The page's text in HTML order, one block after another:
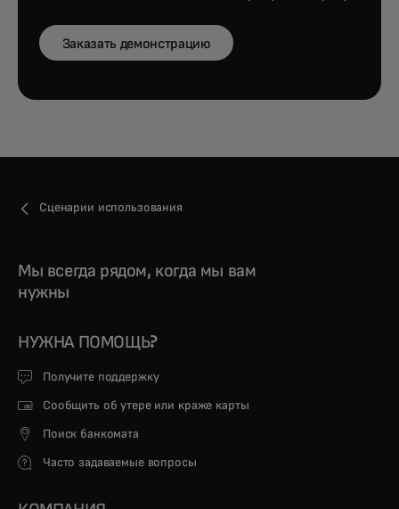
Заказать демонстрацию
Сценарии использования
Мы всегда рядом, когда мы вам
нужны
НУЖНА ПОМОЩЬ?
Получите поддержку
Сообщить об утере или краже карты
Поиск банкомата
Часто задаваемые вопросы